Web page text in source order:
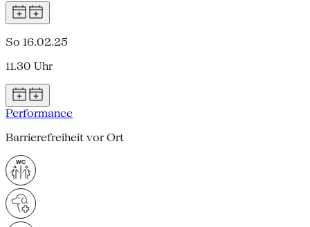
So 16.02.25
11.30 Uhr
Performance
Barrierefreiheit vor Ort